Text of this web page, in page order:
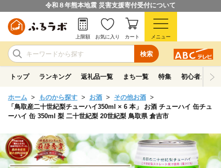
令和８年熊本地震 災害支援寄付受付について
検索
上限額 お気に入り カート メニュー
トップ ランキング 返礼品一覧 まち一覧 特集 初心者ガイド
ホーム ものから探す お酒
その他お酒
「鳥取産二十世紀梨チューハイ350ml × 6 本」 お酒 チューハイ 缶チュ
ーハイ 缶 350ml 梨 二十世紀梨 20世紀梨 鳥取県 倉吉市